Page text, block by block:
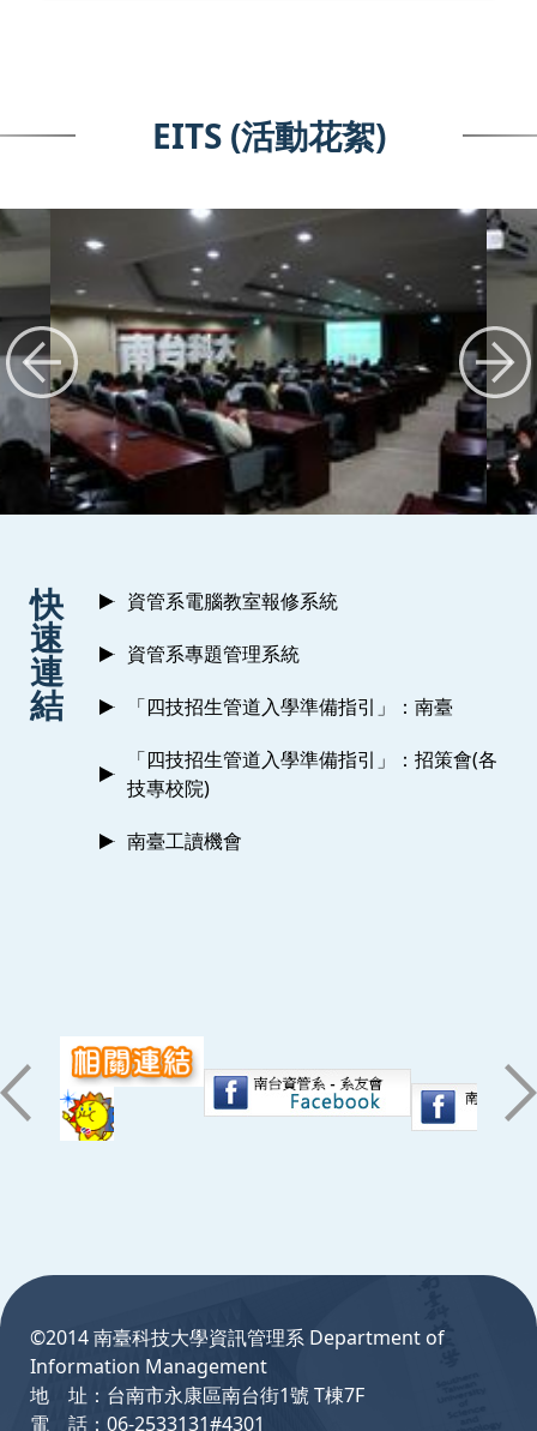
EITS (活動花絮)
快
速
連
結
資管系電腦教室報修系統
資管系專題管理系統
「四技招生管道入學準備指引」：南臺
「四技招生管道入學準備指引」：招策會(各
技專校院)
南臺工讀機會
©2014 南臺科技大學資訊管理系 Department of
Information Management
地 址：台南市永康區南台街1號 T棟7F
電 話：06-2533131#4301